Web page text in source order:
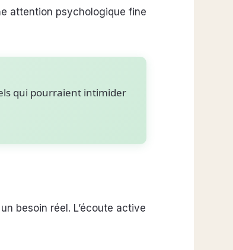
attention psychologique fine
qui pourraient intimider
besoin réel. L’écoute active